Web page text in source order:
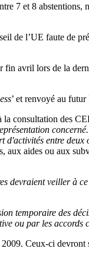
7 et 8
de l’UE faute de
avril lors de la
’ et renvoyé au
la consultation des
entre deux
aides ou aux
veiller à
temporaire des
ou par les accords
Ceux-ci